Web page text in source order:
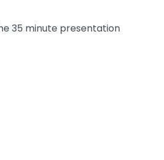
35 minute presentation